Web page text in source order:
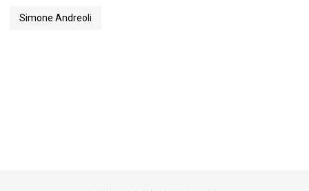
Simone Andreoli